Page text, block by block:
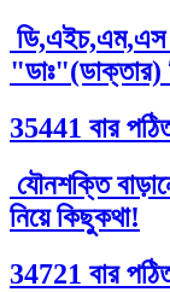
ডি,এইচ,এম,এস
35441 বার
যৌনশক্তি
নিয়ে কিছুকথা!
34721 বার